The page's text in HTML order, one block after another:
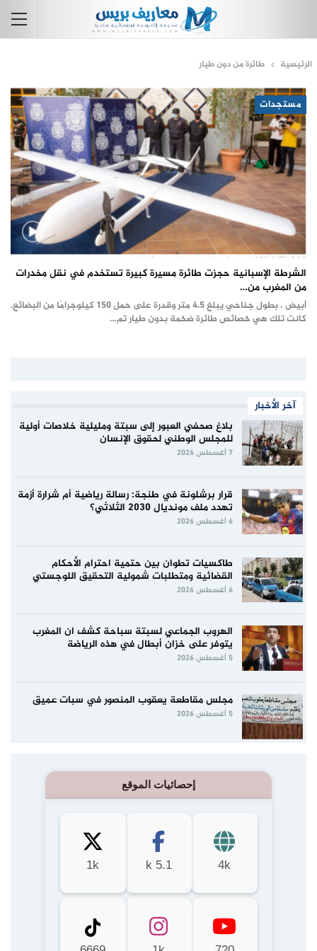
الرئيسية طائرة من دون طيار
مستجدات
الشرطة الإسبانية حجزت طائرة مسيرة كبيرة تستخدم في نقل مخدرات
من المغرب من…
أبيض ، بطول جناحي يبلغ 4.5 متر وقدرة على حمل 150 كيلوجرامًا من البضائع.
كانت تلك هي خصائص طائرة ضخمة بدون طيار تم…
آخر الأخبار
بلاغ صحفي العبور إلى سبتة ومليلية خلاصات أولية
للمجلس الوطني لحقوق الإنسان
7 أغسطس 2026
قرار برشلونة في طنجة: رسالة رياضية أم شرارة أزمة
تهدد ملف مونديال 2030 الثلاثي؟
6 أغسطس 2026
طاكسيات تطوان بين حتمية احترام الأحكام
القضائية ومتطلبات شمولية التحقيق اللوجستي
6 أغسطس 2026
الهروب الجماعي لسبتة سباحة كشف ان المغرب
يتوفر على خزان أبطال في هذه الرياضة
5 أغسطس 2026
مجلس مقاطعة يعقوب المنصور في سبات عميق
5 أغسطس 2026
إحصائيات الموقع
4k
5.1 k
1k